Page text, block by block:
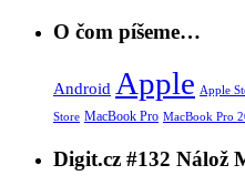
O čom píšeme…
Android Apple Apple
Store MacBook Pro MacBook Pro
Digit.cz #132 Nálož